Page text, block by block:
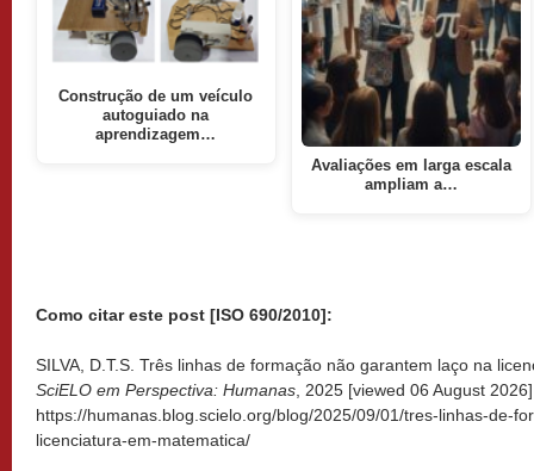
Construção de um veículo
autoguiado na
aprendizagem…
Avaliações em larga escala
ampliam a…
Como citar este post [ISO 690/2010]:
SILVA, D.T.S. Três linhas de formação não garantem laço na
SciELO em Perspectiva: Humanas , 2025 [viewed 06 August
https://humanas.blog.scielo.org/blog/2025/09/01/tres-linhas-de-
licenciatura-em-matematica/